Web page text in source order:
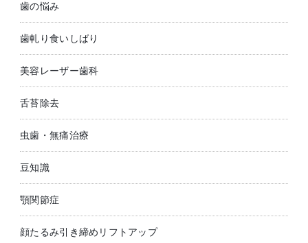
歯の悩み
歯軋り食いしばり
美容レーザー歯科
舌苔除去
虫歯・無痛治療
豆知識
顎関節症
顔たるみ引き締めリフトアップ